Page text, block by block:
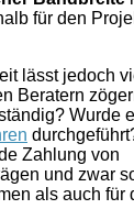
für den
lässt jedoch
Beratern
Wurde
Zahlung von
und zwar
als auch für